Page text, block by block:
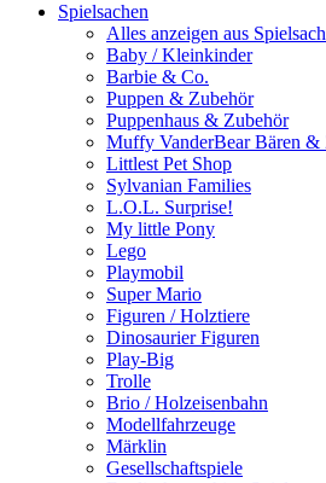
Spielsachen
Alles anzeigen aus
Baby / Kleinkinder
Barbie & Co.
Puppen & Zubehör
Puppenhaus & Zubehör
Muffy VanderBear Bären &
Littlest Pet Shop
Sylvanian Families
L.O.L. Surprise!
My little Pony
Lego
Playmobil
Super Mario
Figuren / Holztiere
Dinosaurier Figuren
Play-Big
Trolle
Brio / Holzeisenbahn
Modellfahrzeuge
Märklin
Gesellschaftspiele